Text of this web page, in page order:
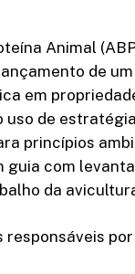
Animal
de
em
uso de
princípios
guia com
da